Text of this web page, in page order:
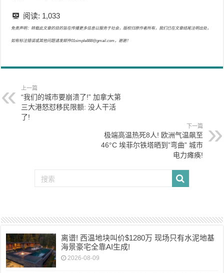
阅读: 1,033
免责声明：转载此文章的目的旨在传播更多信息以服务于社会，版权归原作者所有，我们已在文章结尾注明出处，
如有标注错误或其他问题请发邮件01simple888@gmail.com，谢谢！
上一篇
“我们的城市要崩溃了!” 加拿大第
三大港怒怼移民限额: 没人干活
了!
下一篇
极端高温热死8人! 欧洲气温飙至
46°C 埃菲尔铁塔晒到”弯曲” 城市
电力瘫痪!
离谱! 西温地块叫价$1280万 现场只有水泥地基
海景豪宅全靠AI生成!
2026-08-09